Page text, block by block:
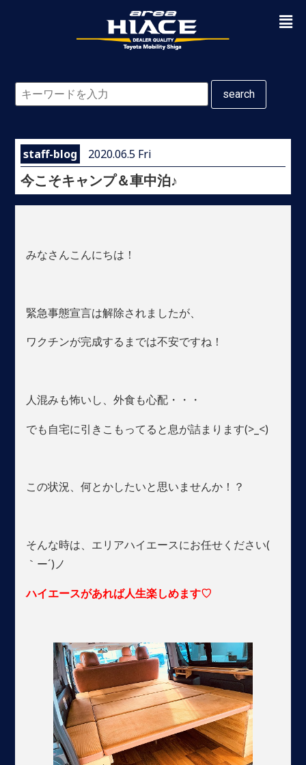
search
staff-blog 2020.06.5 Fri
今こそキャンプ＆車中泊♪
みなさんこんにちは！
緊急事態宣言は解除されましたが、
ワクチンが完成するまでは不安ですね！
人混みも怖いし、外食も心配・・・
でも自宅に引きこもってると息が詰まります(>_<)
この状況、何とかしたいと思いませんか！？
そんな時は、エリアハイエースにお任せください(
｀ー´)ノ
ハイエースがあれば人生楽しめます♡